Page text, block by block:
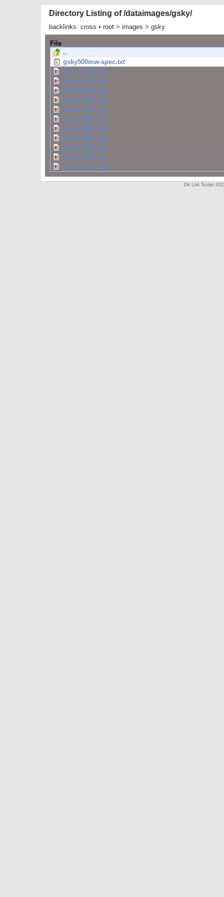
Directory Listing of /dataimages/gsky/
backlinks: cross • root > images > gsky
File
..
gsky500mw-spec.txt
Obraz0486.jpg
Obraz0487.jpg
Obraz0488.jpg
Obraz0492.jpg
Obraz0495.jpg
Obraz0496.jpg
Obraz0498.jpg
Obraz0504.jpg
Obraz0505.jpg
Obraz0509.jpg
Obraz0512.jpg
Dir List Script